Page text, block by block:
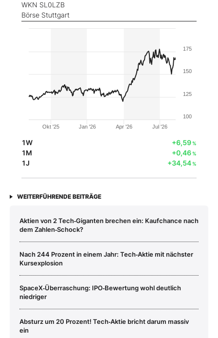
WKN SL0LZB
Börse Stuttgart
Okt '25 Jan '26 Apr '26 Jul '26
100
125
150
175
1W +6,59%
1M +0,46%
1J +34,54%
WEITERFÜHRENDE BEITRÄGE
Aktien von 2 Tech‑Giganten brechen ein: Kaufchance nach
dem Zahlen‑Schock?
Nach 244 Prozent in einem Jahr: Tech‑Aktie mit nächster
Kursexplosion
SpaceX‑Überraschung: IPO‑Bewertung wohl deutlich
niedriger
Absturz um 20 Prozent! Tech‑Aktie bricht darum massiv
ein